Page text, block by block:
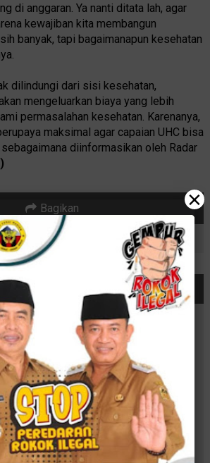
di anggaran. Ya nanti ditata lah, agar
kewajiban kita membangun
banyak, tapi bagaimanapun kesehatan
dilindungi dari sisi kesehatan,
mengeluarkan biaya yang lebih
permasalahan kesehatan. Karenanya,
maksimal agar capaian UHC bisa
diinformasikan oleh Radar
Bagikan
BERITA TERKAIT
×